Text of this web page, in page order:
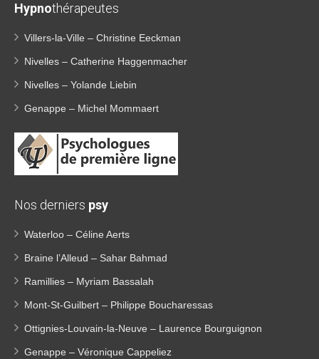
Hypnothérapeutes
Villers-la-Ville – Christine Eeckman
Nivelles – Catherine Haggenmacher
Nivelles – Yolande Liebin
Genappe – Michel Mommaert
Nos derniers psy
Waterloo – Céline Aerts
Braine l’Alleud – Sahar Bahmad
Ramillies – Myriam Bassalah
Mont-St-Guilbert – Philippe Boucharessas
Ottignies-Louvain-la-Neuve – Laurence Bourguignon
Genappe – Véronique Cappeliez